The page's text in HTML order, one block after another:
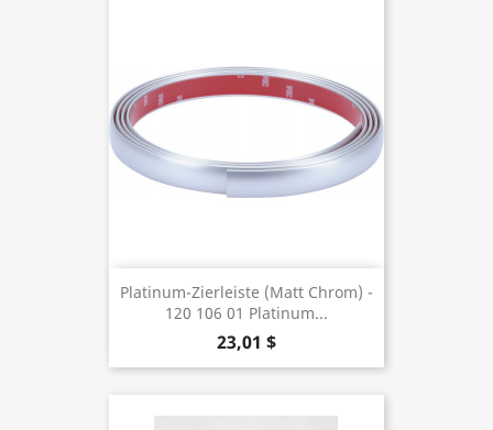
Platinum-Zierleiste (Matt Chrom) -
120 106 01 Platinum...
23,01 $